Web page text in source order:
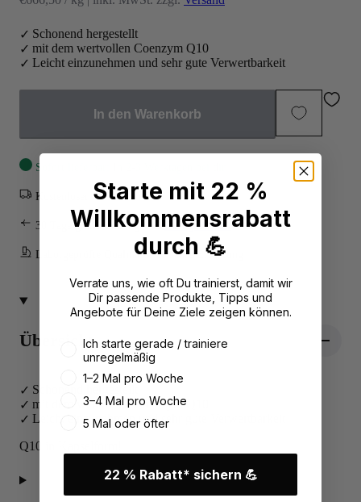
Schonend hergestellt
mit dem wertvollen Coenzym Q10
Leicht einzunehmen und sehr gute Verwertbarkeit
In den Warenkorb
Sofort lieferbar: In 2-3 Werktagen bei dir
Kostenloser Versand ab€85
30 Tage gratis zurückgeben-Rückgaberecht
Laborgeprüfte Qualität & 20 Jahre Erfahrung
Übersicht
Schonend hergestellt
mit dem wertvollen Coenzym Q10
Leicht einzunehmen und sehr gute Verwertbarkeit
Q10 in Kapselform!
Starte mit 22 %
Willkommensrabatt
durch 💪
Verrate uns, wie oft Du trainierst, damit wir
Dir passende Produkte, Tipps und
Angebote für Deine Ziele zeigen können.
Wie oft trainierst du aktuell?
Ich starte gerade / trainiere
unregelmäßig
1–2 Mal pro Woche
3–4 Mal pro Woche
5 Mal oder öfter
22 % Rabatt* sichern 💪